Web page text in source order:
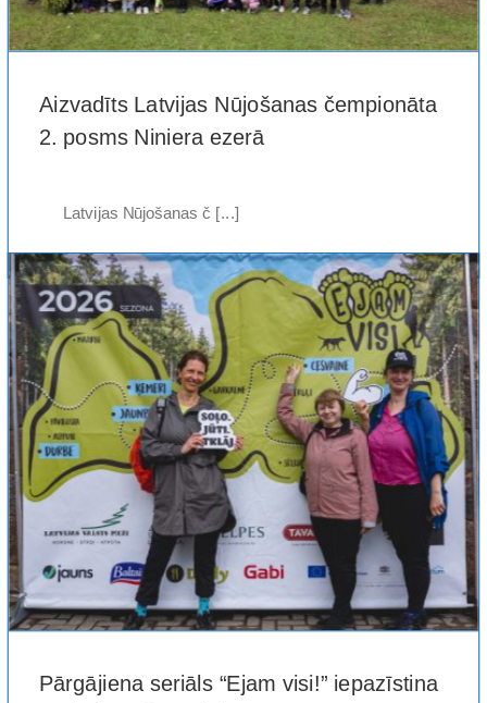
Aizvadīts Latvijas Nūjošanas čempionāta
2. posms Niniera ezerā
Latvijas Nūjošanas č [...]
Pārgājiena seriāls “Ejam visi!” iepazīstina